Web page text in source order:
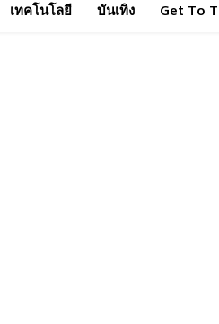
เทคโนโลยี บันเทิง Get To